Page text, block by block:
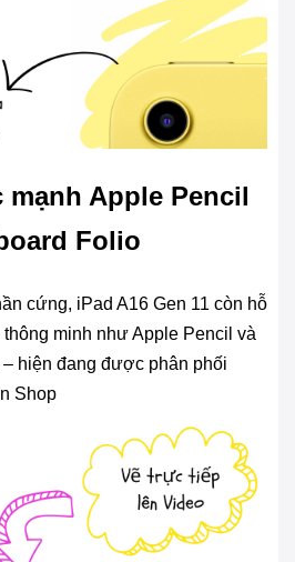
Apple Pencil
Folio
cứng, iPad A16 Gen 11 còn hỗ
minh như Apple Pencil và
hiện đang được phân phối
Shop